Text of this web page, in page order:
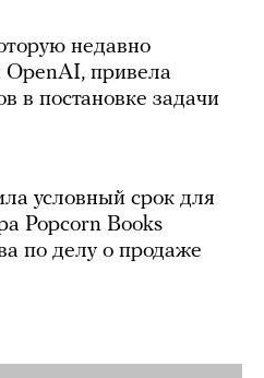
недавно
привела
в постановке задачи
условный срок для
Popcorn Books
по делу о продаже